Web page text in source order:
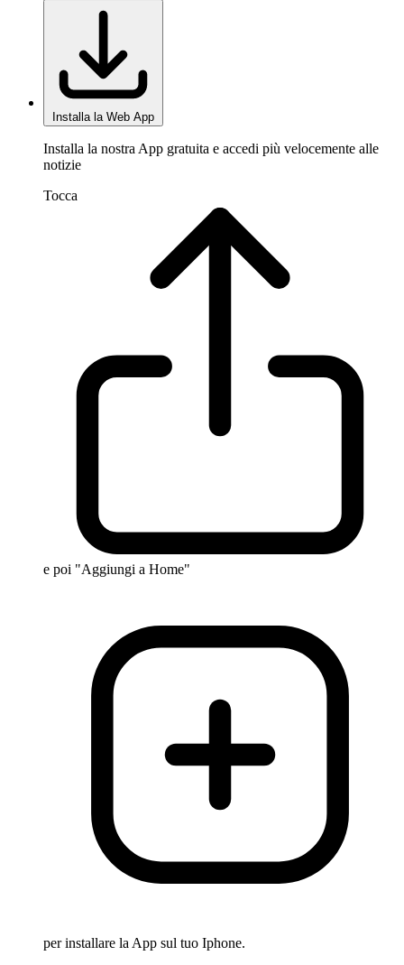
Installa la Web App
Installa la nostra App gratuita e accedi più velocemente alle
notizie
Tocca
e poi "Aggiungi a Home"
per installare la App sul tuo Iphone.